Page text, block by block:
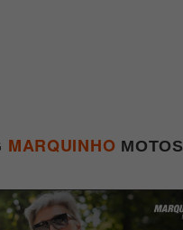
MARQUINHO MOTOS